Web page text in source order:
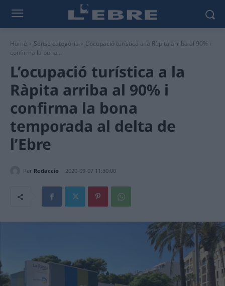
Home Sense categoria
L’ocupació turística a la Ràpita arriba al 90% i
confirma la bona...
L’ocupació turística a la
Ràpita arriba al 90% i
confirma la bona
temporada al delta de
l’Ebre
Per Redaccio 2020-09-07 11:30:00